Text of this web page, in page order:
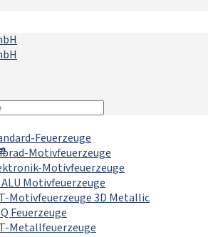
Feuerzeuge
Motivfeuerzeuge
Motivfeuerzeuge
ALU Motivfeuerzeuge
Motivfeuerzeuge 3D Metallic
Feuerzeuge
Metallfeuerzeuge